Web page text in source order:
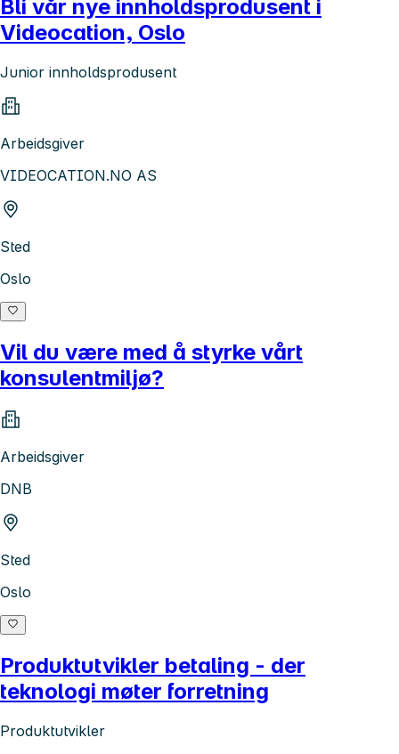
Bli vår nye innholdsprodusent i
Videocation, Oslo
Junior innholdsprodusent
Arbeidsgiver
VIDEOCATION.NO AS
Sted
Oslo
Vil du være med å styrke vårt
konsulentmiljø?
Arbeidsgiver
DNB
Sted
Oslo
Produktutvikler betaling - der
teknologi møter forretning
Produktutvikler